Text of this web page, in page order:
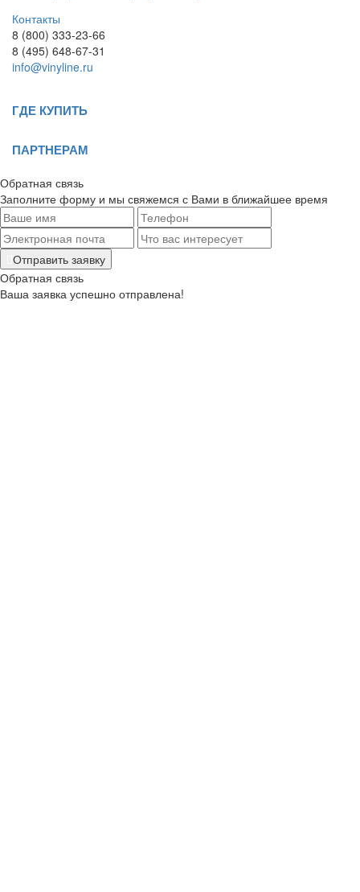
Контакты
8 (800) 333-23-66
8 (495) 648-67-31
info@vinyline.ru
ГДЕ КУПИТЬ
ПАРТНЕРАМ
Обратная связь
Заполните форму и мы свяжемся с Вами в ближайшее время
Отправить заявку
Обратная связь
Ваша заявка успешно отправлена!